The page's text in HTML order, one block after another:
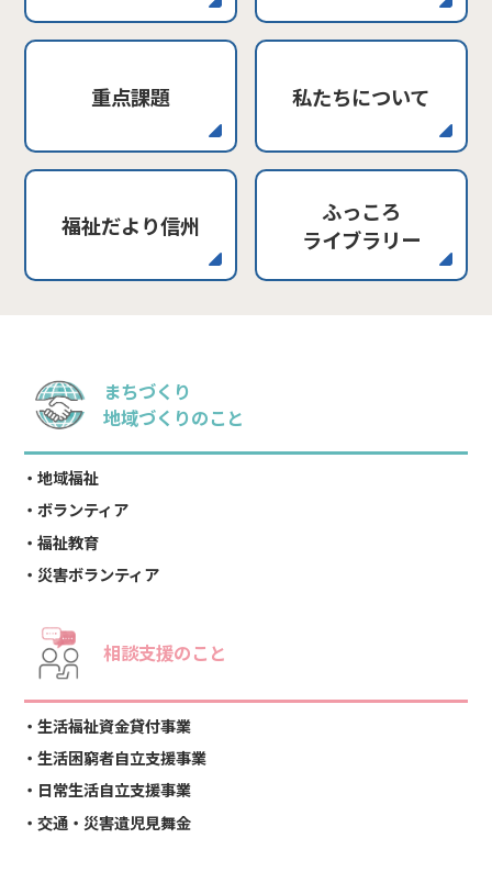
重点課題 私たちについて
福祉だより信州
ふっころ
ライブラリー
まちづくり
地域づくりのこと
地域福祉
ボランティア
福祉教育
災害ボランティア
相談支援のこと
生活福祉資金貸付事業
生活困窮者自立支援事業
日常生活自立支援事業
交通・災害遺児見舞金